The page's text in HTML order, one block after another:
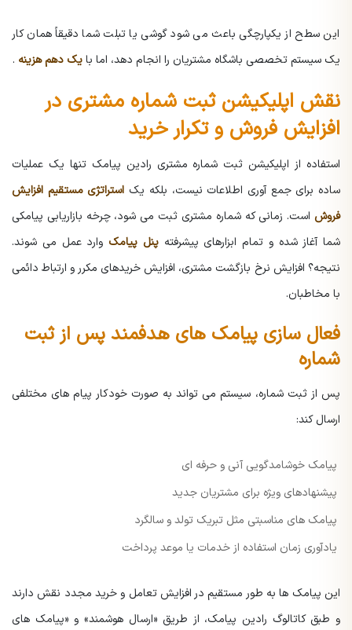
این سطح از یکپارچگی باعث می شود گوشی یا تبلت شما دقیقاً همان کار
یک سیستم تخصصی باشگاه مشتریان را انجام دهد، اما بایک دهم هزینه .
نقش اپلیکیشن ثبت شماره مشتری در
افزایش فروش و تکرار خرید
استفاده از اپلیکیشن ثبت شماره مشتری رادین پیامک تنها یک عملیات
ساده برای جمع آوری اطلاعات نیست، بلکه یک استراتژی مستقیم افزایش
فروش است. زمانی که شماره مشتری ثبت می شود، چرخه بازاریابی پیامکی
شما آغاز شده و تمام ابزارهای پیشرفتهپنل پیامک وارد عمل می شوند.
نتیجه؟ افزایش نرخ بازگشت مشتری، افزایش خریدهای مکرر و ارتباط دائمی
با مخاطبان.
فعال سازی پیامک های هدفمند پس از ثبت
شماره
پس از ثبت شماره، سیستم می تواند به صورت خودکار پیام های مختلفی
ارسال کند:
پیامک خوشامدگویی آنی و حرفه ای
پیشنهادهای ویژه برای مشتریان جدید
پیامک های مناسبتی مثل تبریک تولد و سالگرد
یادآوری زمان استفاده از خدمات یا موعد پرداخت
این پیامک ها به طور مستقیم در افزایش تعامل و خرید مجدد نقش دارند
و طبق کاتالوگ رادین پیامک، از طریق «ارسال هوشمند» و «پیامک های